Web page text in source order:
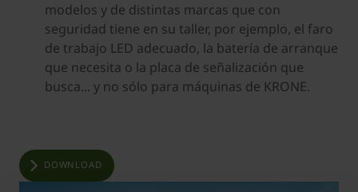
modelos y de distintas marcas que con
seguridad tiene en su taller, por ejemplo, el faro
de trabajo LED adecuado, la batería de arranque
que necesita o la placa de señalización que
busca... y no sólo para máquinas de KRONE.
DOWNLOAD